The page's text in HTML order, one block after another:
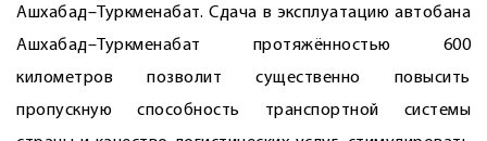
Ашхабад–Туркменабат. Сдача в эксплуатацию автобана
Ашхабад–Туркменабат протяжённостью 600
километров позволит существенно повысить
пропускную способность транспортной системы